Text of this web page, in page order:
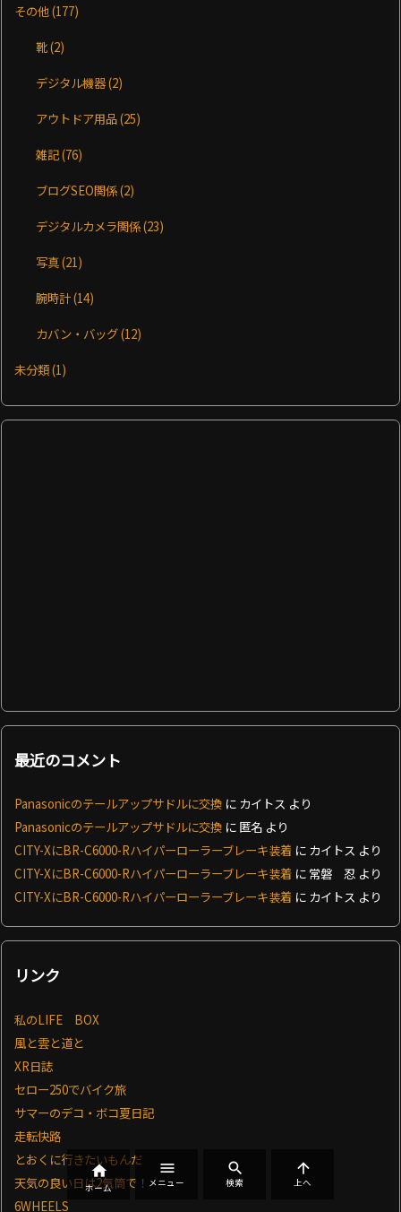
その他(177)
靴(2)
デジタル機器(2)
アウトドア用品(25)
雑記(76)
ブログSEO関係(2)
デジタルカメラ関係(23)
写真(21)
腕時計(14)
カバン・バッグ(12)
未分類(1)
最近のコメント
Panasonicのテールアップサドルに交換 に カイトス より
Panasonicのテールアップサドルに交換 に 匿名 より
CITY-XにBR-C6000-Rハイパーローラーブレーキ装着 に カイトス より
CITY-XにBR-C6000-Rハイパーローラーブレーキ装着 に 常磐 忍 より
CITY-XにBR-C6000-Rハイパーローラーブレーキ装着 に カイトス より
リンク
私のLIFE BOX
風と雲と道と
XR日誌
セロー250でバイク旅
サマーのデコ・ボコ夏日記
走転快路
とおくに行きたいもんだ
天気の良い日は2気筒で！
6WHEELS

ホーム

メニュー

検索

上へ